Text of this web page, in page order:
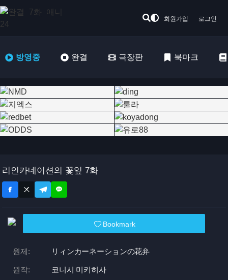
회원가입 로그인
방영중 완결 극장판 북마크
리인카네이션의 꽃잎 7화
Bookmark
원제: リィンカーネーションの花弁
원작: 코니시 미키히사